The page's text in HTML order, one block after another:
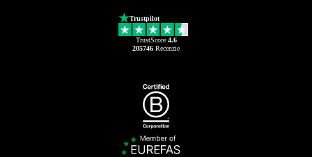
Trustpilot
TrustScore 4.6
205746 Recenzie